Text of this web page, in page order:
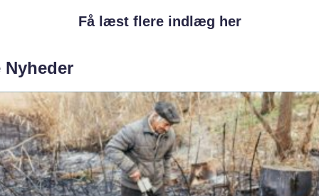
Få læst flere indlæg her
Nyheder